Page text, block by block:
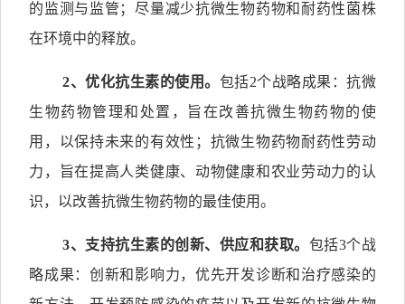
的监测与监管；尽量减少抗微生物药物和耐药性菌株
在环境中的释放。
2、优化抗生素的使用。 包括2个战略成果：抗微
生物药物管理和处置，旨在改善抗微生物药物的使
用，以保持未来的有效性；抗微生物药物耐药性劳动
力，旨在提高人类健康、动物健康和农业劳动力的认
识，以改善抗微生物药物的最佳使用。
3、支持抗生素的创新、供应和获取。 包括3个战
略成果：创新和影响力，优先开发诊断和治疗感染的